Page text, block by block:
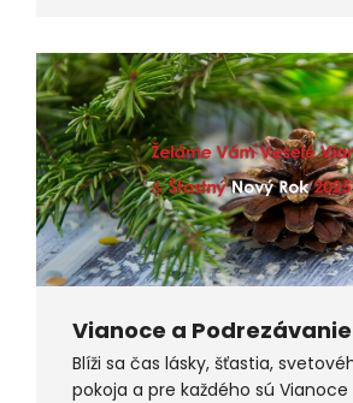
Vianoce a
Blíži sa čas lásky, šťastia,
pokoja a pre každého sú